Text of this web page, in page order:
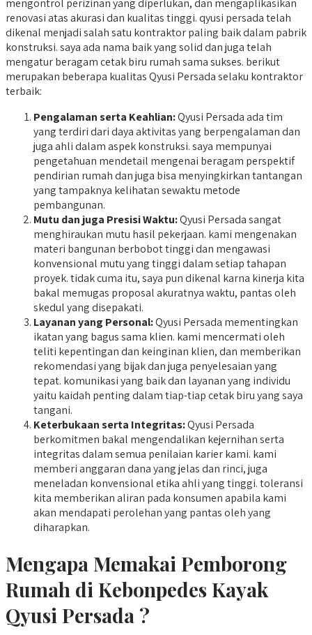
mengontrol perizinan yang diperlukan, dan mengaplikasikan
renovasi atas akurasi dan kualitas tinggi. qyusi persada telah
dikenal menjadi salah satu kontraktor paling baik dalam pabrik
konstruksi. saya ada nama baik yang solid dan juga telah
mengatur beragam cetak biru rumah sama sukses. berikut
merupakan beberapa kualitas Qyusi Persada selaku kontraktor
terbaik:
Pengalaman serta Keahlian:Qyusi Persada ada tim
yang terdiri dari daya aktivitas yang berpengalaman dan
juga ahli dalam aspek konstruksi. saya mempunyai
pengetahuan mendetail mengenai beragam perspektif
pendirian rumah dan juga bisa menyingkirkan tantangan
yang tampaknya kelihatan sewaktu metode
pembangunan.
Mutu dan juga Presisi Waktu:Qyusi Persada sangat
menghiraukan mutu hasil pekerjaan. kami mengenakan
materi bangunan berbobot tinggi dan mengawasi
konvensional mutu yang tinggi dalam setiap tahapan
proyek. tidak cuma itu, saya pun dikenal karna kinerja kita
bakal memugas proposal akuratnya waktu, pantas oleh
skedul yang disepakati.
Layanan yang Personal:Qyusi Persada mementingkan
ikatan yang bagus sama klien. kami mencermati oleh
teliti kepentingan dan keinginan klien, dan memberikan
rekomendasi yang bijak dan juga penyelesaian yang
tepat. komunikasi yang baik dan layanan yang individu
yaitu kaidah penting dalam tiap-tiap cetak biru yang saya
tangani.
Keterbukaan serta Integritas:Qyusi Persada
berkomitmen bakal mengendalikan kejernihan serta
integritas dalam semua penilaian karier kami. kami
memberi anggaran dana yang jelas dan rinci, juga
meneladan konvensional etika ahli yang tinggi. toleransi
kita memberikan aliran pada konsumen apabila kami
akan mendapati perolehan yang pantas oleh yang
diharapkan.
Mengapa Memakai Pemborong
Rumah di Kebonpedes Kayak
Qyusi Persada ?